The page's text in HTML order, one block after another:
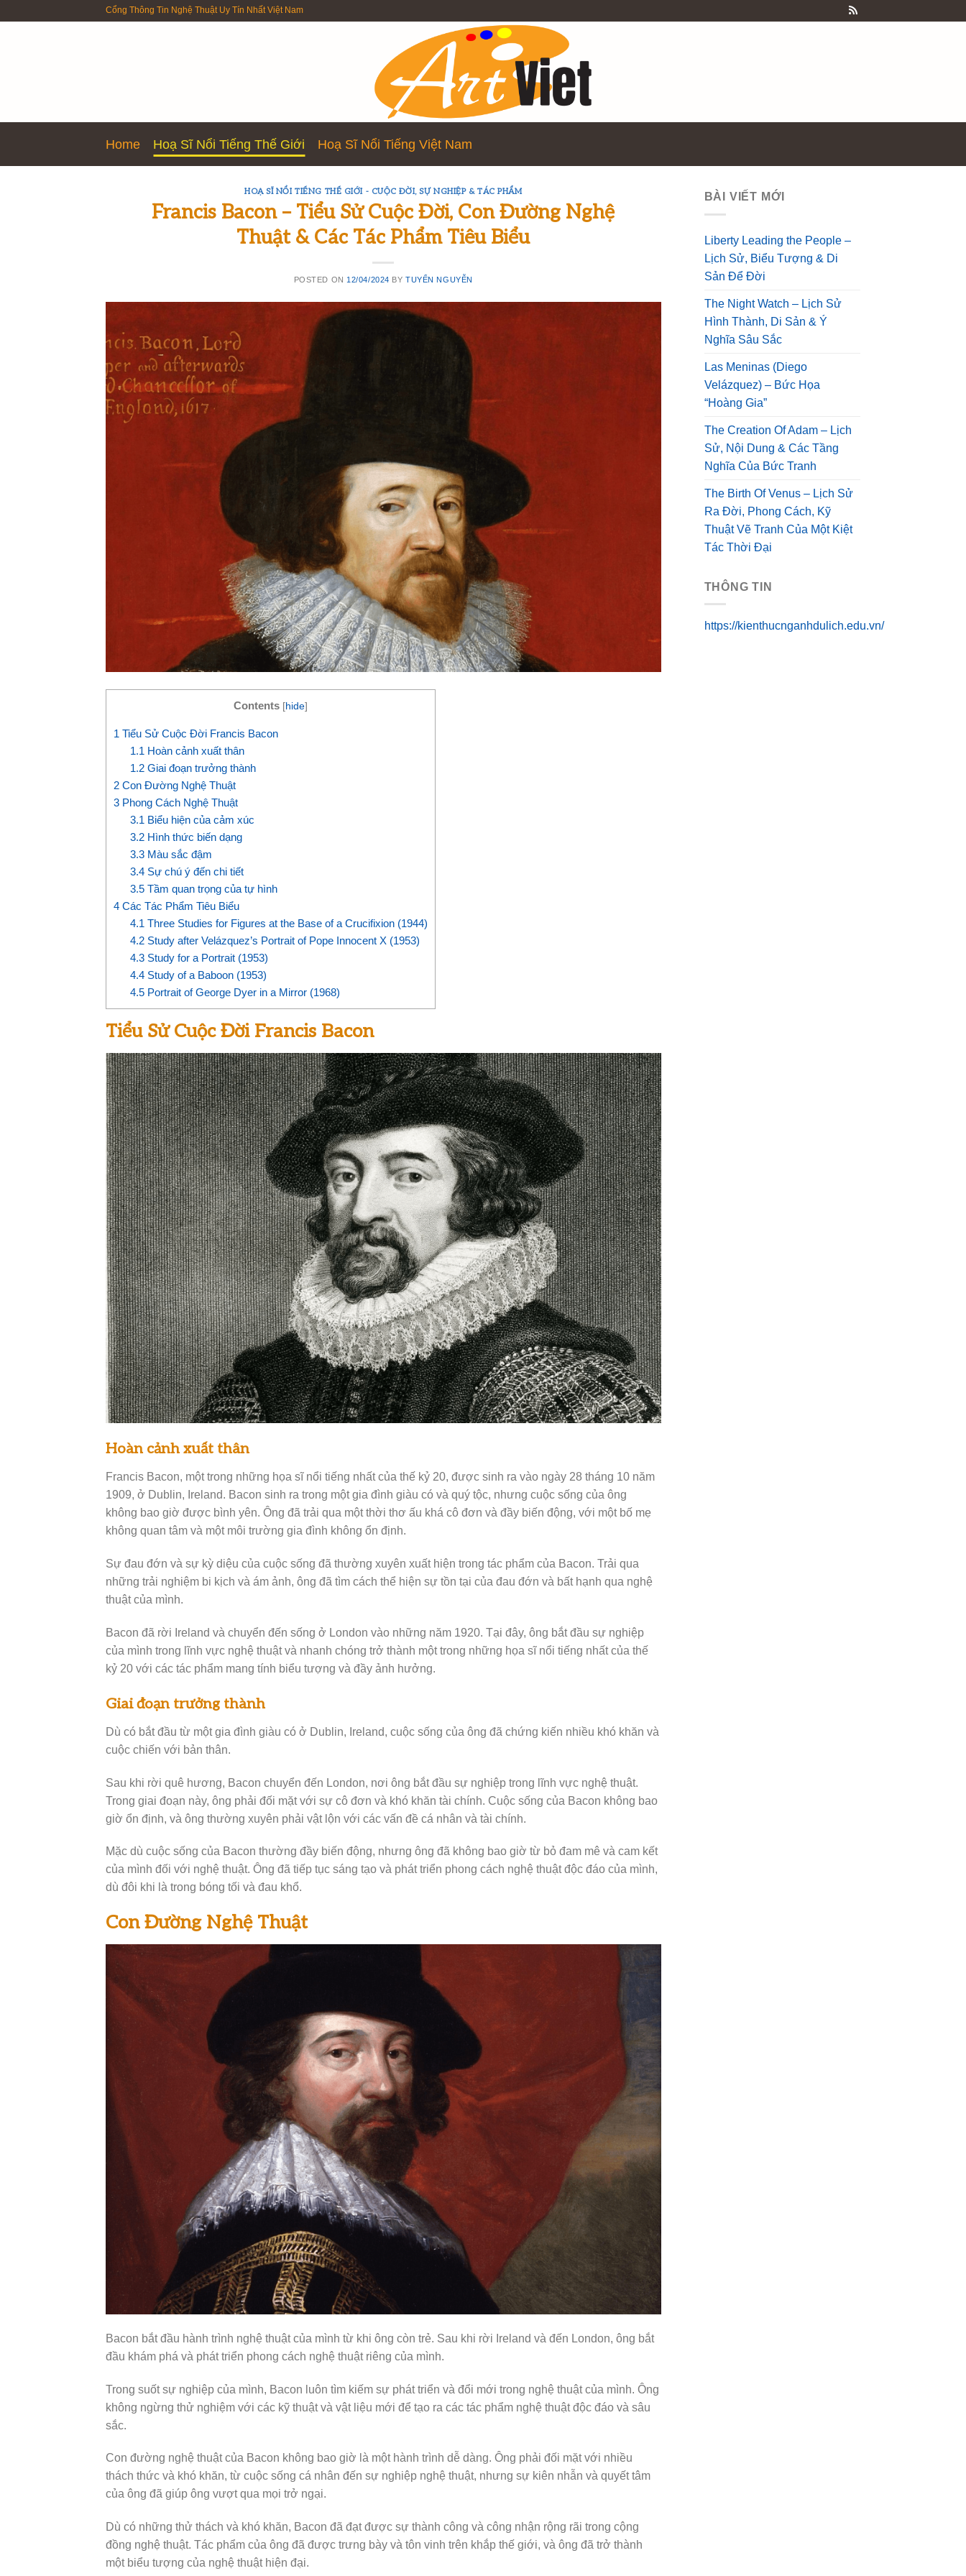
Cổng Thông Tin Nghệ Thuật Uy Tín Nhất Việt Nam
Home Hoạ Sĩ Nổi Tiếng Thế Giới Hoạ Sĩ Nổi Tiếng Việt Nam
HOẠ SĨ NỔI TIẾNG THẾ GIỚI - CUỘC ĐỜI, SỰ NGHIỆP & TÁC PHẨM
Francis Bacon – Tiểu Sử Cuộc Đời, Con Đường Nghệ
Thuật & Các Tác Phẩm Tiêu Biểu
POSTED ON 12/04/2024 BYTUYỂN NGUYỄN
Contents [hide]
1 Tiểu Sử Cuộc Đời Francis Bacon
1.1 Hoàn cảnh xuất thân
1.2Giai đoạn trưởng thành
2 Con Đường Nghệ Thuật
3 Phong Cách Nghệ Thuật
3.1 Biểu hiện của cảm xúc
3.2Hình thức biến dạng
3.3Màu sắc đậm
3.4Sự chú ý đến chi tiết
3.5Tầm quan trọng của tự hình
4 Các Tác Phẩm Tiêu Biểu
4.1 Three Studies for Figures at the Base of a Crucifixion (1944)
4.2Study after Velázquez’s Portrait of Pope Innocent X (1953)
4.3Study for a Portrait (1953)
4.4Study of a Baboon (1953)
4.5Portrait of George Dyer in a Mirror (1968)
Tiểu Sử Cuộc Đời Francis Bacon
Hoàn cảnh xuất thân
Francis Bacon, một trong những họa sĩ nổi tiếng nhất của thế kỷ 20, được sinh ra vào ngày 28 tháng 10 năm
1909, ở Dublin, Ireland. Bacon sinh ra trong một gia đình giàu có và quý tộc, nhưng cuộc sống của ông
không bao giờ được bình yên. Ông đã trải qua một thời thơ ấu khá cô đơn và đầy biến động, với một bố mẹ
không quan tâm và một môi trường gia đình không ổn định.
Sự đau đớn và sự kỳ diệu của cuộc sống đã thường xuyên xuất hiện trong tác phẩm của Bacon. Trải qua
những trải nghiệm bi kịch và ám ảnh, ông đã tìm cách thể hiện sự tồn tại của đau đớn và bất hạnh qua nghệ
thuật của mình.
Bacon đã rời Ireland và chuyển đến sống ở London vào những năm 1920. Tại đây, ông bắt đầu sự nghiệp
của mình trong lĩnh vực nghệ thuật và nhanh chóng trở thành một trong những họa sĩ nổi tiếng nhất của thế
kỷ 20 với các tác phẩm mang tính biểu tượng và đầy ảnh hưởng.
Giai đoạn trưởng thành
Dù có bắt đầu từ một gia đình giàu có ở Dublin, Ireland, cuộc sống của ông đã chứng kiến nhiều khó khăn và
cuộc chiến với bản thân.
Sau khi rời quê hương, Bacon chuyển đến London, nơi ông bắt đầu sự nghiệp trong lĩnh vực nghệ thuật.
Trong giai đoạn này, ông phải đối mặt với sự cô đơn và khó khăn tài chính. Cuộc sống của Bacon không bao
giờ ổn định, và ông thường xuyên phải vật lộn với các vấn đề cá nhân và tài chính.
Mặc dù cuộc sống của Bacon thường đầy biến động, nhưng ông đã không bao giờ từ bỏ đam mê và cam kết
của mình đối với nghệ thuật. Ông đã tiếp tục sáng tạo và phát triển phong cách nghệ thuật độc đáo của mình,
dù đôi khi là trong bóng tối và đau khổ.
Con Đường Nghệ Thuật
Bacon bắt đầu hành trình nghệ thuật của mình từ khi ông còn trẻ. Sau khi rời Ireland và đến London, ông bắt
đầu khám phá và phát triển phong cách nghệ thuật riêng của mình.
Trong suốt sự nghiệp của mình, Bacon luôn tìm kiếm sự phát triển và đổi mới trong nghệ thuật của mình. Ông
không ngừng thử nghiệm với các kỹ thuật và vật liệu mới để tạo ra các tác phẩm nghệ thuật độc đáo và sâu
sắc.
Con đường nghệ thuật của Bacon không bao giờ là một hành trình dễ dàng. Ông phải đối mặt với nhiều
thách thức và khó khăn, từ cuộc sống cá nhân đến sự nghiệp nghệ thuật, nhưng sự kiên nhẫn và quyết tâm
của ông đã giúp ông vượt qua mọi trở ngại.
Dù có những thử thách và khó khăn, Bacon đã đạt được sự thành công và công nhận rộng rãi trong cộng
đồng nghệ thuật. Tác phẩm của ông đã được trưng bày và tôn vinh trên khắp thế giới, và ông đã trở thành
một biểu tượng của nghệ thuật hiện đại.
BÀI VIẾT MỚI
Liberty Leading the People –
Lịch Sử, Biểu Tượng & Di
Sản Để Đời
The Night Watch – Lịch Sử
Hình Thành, Di Sản & Ý
Nghĩa Sâu Sắc
Las Meninas (Diego
Velázquez) – Bức Họa
“Hoàng Gia”
The Creation Of Adam – Lịch
Sử, Nội Dung & Các Tầng
Nghĩa Của Bức Tranh
The Birth Of Venus – Lịch Sử
Ra Đời, Phong Cách, Kỹ
Thuật Vẽ Tranh Của Một Kiệt
Tác Thời Đại
THÔNG TIN
https://kienthucnganhdulich.edu.vn/